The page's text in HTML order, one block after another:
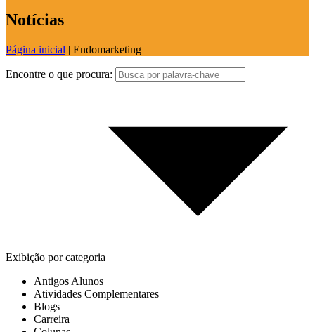
Notícias
Página inicial | Endomarketing
Encontre o que procura:
Exibição por categoria
Antigos Alunos
Atividades Complementares
Blogs
Carreira